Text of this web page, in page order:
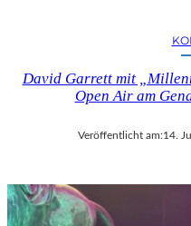
David Garrett mit
Open Air am
Veröffentlicht am:14.